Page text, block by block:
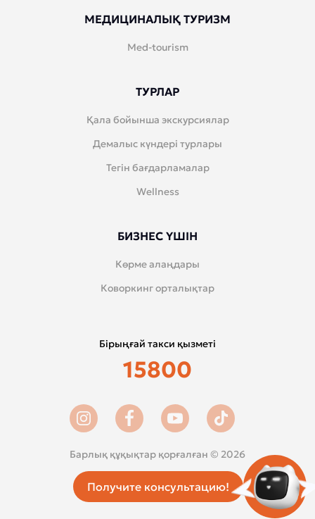
Получите консультацию!
МЕДИЦИНАЛЫҚ ТУРИЗМ
Med-tourism
ТУРЛАР
Қала бойынша экскурсиялар
Демалыс күндері турлары
Тегін бағдарламалар
Wellness
БИЗНЕС ҮШІН
Көрме алаңдары
Коворкинг орталықтар
Барлық құқықтар қорғалған © 2026
Бірыңғай такси қызметі
15800